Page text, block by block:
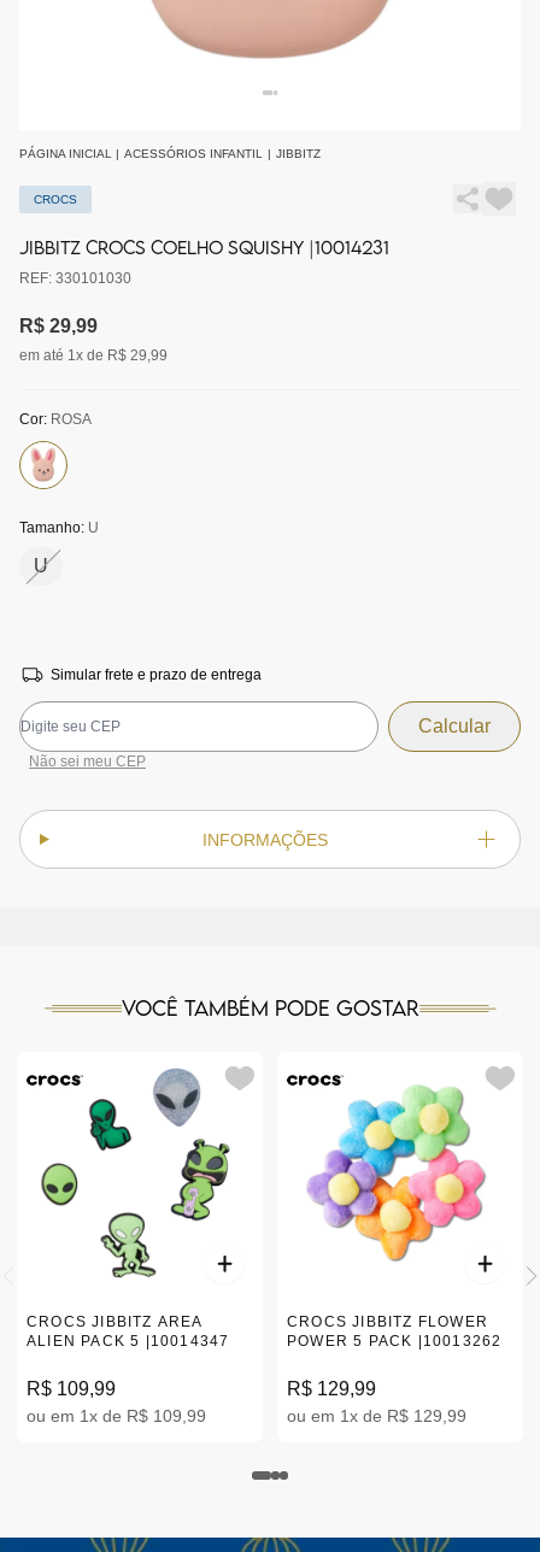
PÁGINA INICIAL | ACESSÓRIOS INFANTIL | JIBBITZ
CROCS
JIBBITZ CROCS COELHO SQUISHY |10014231
REF: 330101030
R$ 29,99
em até 1x de R$ 29,99
Cor: ROSA
Tamanho: U
U
Simular frete e prazo de entrega
Não sei meu CEP
INFORMAÇÕES
Você também pode gostar
CROCS JIBBITZ AREA
ALIEN PACK 5 |10014347
R$ 109,99
ou em 1x de R$ 109,99
CROCS JIBBITZ FLOWER
POWER 5 PACK |10013262
R$ 129,99
ou em 1x de R$ 129,99